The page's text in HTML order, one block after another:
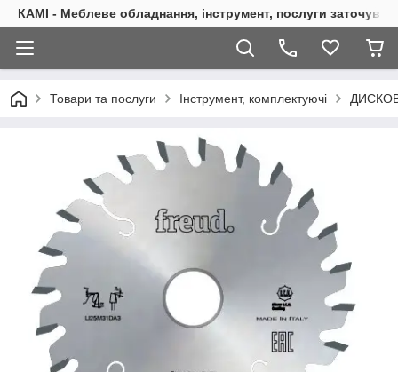
КАМІ - Меблеве обладнання, інструмент, послуги
Товари та послуги Інструмент, комплектуючі